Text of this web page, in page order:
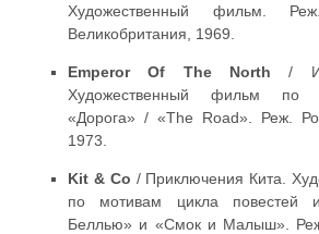
Художественный фильм.
Великобритания, 1969.
Emperor Of The North /
Художественный фильм по
«Дорога» / «The Road». Реж.
1973.
Kit & Co / Приключения Кита.
по мотивам цикла повестей
Беллью» и «Смок и Малыш».